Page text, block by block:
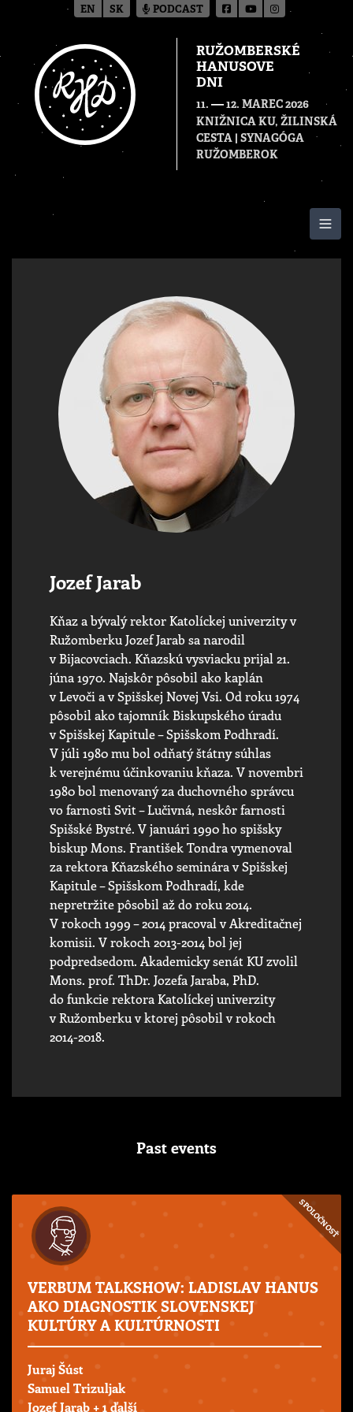
RUŽOMBERSKÉ
HANUSOVE
DNI
11. — 12. MAREC 2026
KNIŽNICA KU, ŽILINSKÁ
CESTA | SYNAGÓGA
RUŽOMBEROK
Jozef Jarab
Kňaz a bývalý rektor Katolíckej univerzity v
Ružomberku Jozef Jarab sa narodil
v Bijacovciach. Kňazskú vysviacku prijal 21.
júna 1970. Najskôr pôsobil ako kaplán
v Levoči a v Spišskej Novej Vsi. Od roku 1974
pôsobil ako tajomník Biskupského úradu
v Spišskej Kapitule – Spišskom Podhradí.
V júli 1980 mu bol odňatý štátny súhlas
k verejnému účinkovaniu kňaza. V novembri
1980 bol menovaný za duchovného správcu
vo farnosti Svit – Lučivná, neskôr farnosti
Spišské Bystré. V januári 1990 ho spišsky
biskup Mons. František Tondra vymenoval
za rektora Kňazského seminára v Spišskej
Kapitule – Spišskom Podhradí, kde
nepretržite pôsobil až do roku 2014.
V rokoch 1999 – 2014 pracoval v Akreditačnej
komisii. V rokoch 2013-2014 bol jej
podpredsedom. Akademicky senát KU zvolil
Mons. prof. ThDr. Jozefa Jaraba, PhD.
do funkcie rektora Katolíckej univerzity
v Ružomberku v ktorej pôsobil v rokoch
2014-2018.
Past events
SPOLOČNOSŤ
VERBUM TALKSHOW: LADISLAV HANUS
AKO DIAGNOSTIK SLOVENSKEJ
KULTÚRY A KULTÚRNOSTI
Juraj Šúst
Samuel Trizuljak
Jozef Jarab+ 1 ďalší
EN SK PODCAST